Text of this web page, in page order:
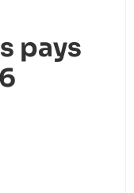
pays